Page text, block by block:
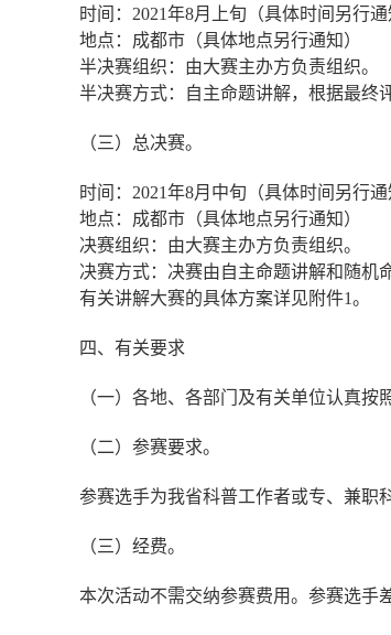
时间： 2021年8月上旬（具体时间另行通
地点：成都市（具体地点另行通知）
半决赛组织：由大赛主办方负责组织。
半决赛方式：自主命题讲解，根据最终
（三）总决赛。
时间： 2021年8月中旬（具体时间另行通
地点：成都市（具体地点另行通知）
决赛组织：由大赛主办方负责组织。
决赛方式：决赛由自主命题讲解和随机
有关讲解大赛的具体方案详见附件1。
四、有关要求
（一）各地、各部门及有关单位认真按
（二）参赛要求。
参赛选手为我省科普工作者或专、兼职
（三）经费。
本次活动不需交纳参赛费用。参赛选手